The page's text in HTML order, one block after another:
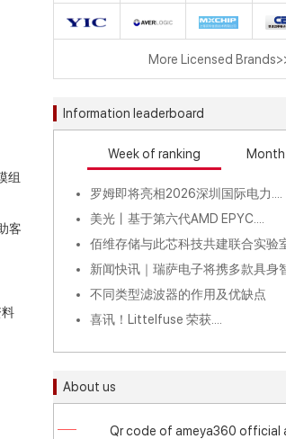
组
客
More Licensed
Information leaderboard
Week of ranking
罗姆即将亮相2026深圳国际电力....
美光丨基于第六代AMD EPYC....
佰维存储与此芯科技共建联合实验室
新闻快讯｜瑞萨电子将携多款具身智
不同类型滤波器的作用及优缺点
喜讯！Littelfuse 荣获....
About us
Qr code of ameya360 official